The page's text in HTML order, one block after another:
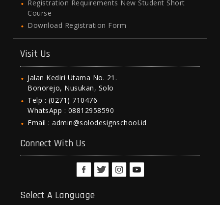
Registration Requirements New Student Short
Course
Download Registration Form
Visit Us
Jalan Kediri Utama No. 21.
Bonorejo, Nusukan, Solo
Telp : (0271) 710476
WhatsApp : 08812958590
Email : admin@solodesignschool.id
Connect With Us
Select A Language